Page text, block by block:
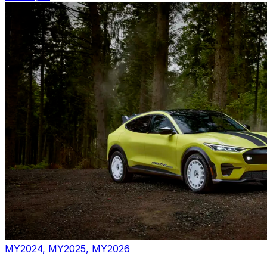
MY2024, MY2025, MY2026